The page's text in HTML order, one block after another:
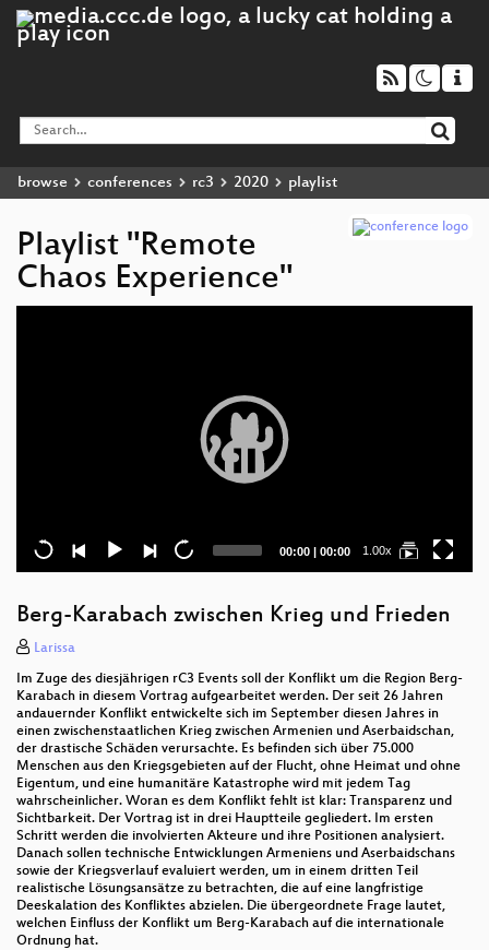
browse conferences rc3 2020 playlist
Playlist "Remote
Chaos Experience"
Current
00:00 | Total
00:00 1.00x
Berg-Karabach zwischen Krieg und Frieden
Larissa
Im Zuge des diesjährigen rC3 Events soll der Konflikt um die Region Berg-
Karabach in diesem Vortrag aufgearbeitet werden. Der seit 26 Jahren
andauernder Konflikt entwickelte sich im September diesen Jahres in
einen zwischenstaatlichen Krieg zwischen Armenien und Aserbaidschan,
der drastische Schäden verursachte. Es befinden sich über 75.000
Menschen aus den Kriegsgebieten auf der Flucht, ohne Heimat und ohne
Eigentum, und eine humanitäre Katastrophe wird mit jedem Tag
wahrscheinlicher. Woran es dem Konflikt fehlt ist klar: Transparenz und
Sichtbarkeit. Der Vortrag ist in drei Hauptteile gegliedert. Im ersten
Schritt werden die involvierten Akteure und ihre Positionen analysiert.
Danach sollen technische Entwicklungen Armeniens und Aserbaidschans
sowie der Kriegsverlauf evaluiert werden, um in einem dritten Teil
realistische Lösungsansätze zu betrachten, die auf eine langfristige
Deeskalation des Konfliktes abzielen. Die übergeordnete Frage lautet,
welchen Einfluss der Konflikt um Berg-Karabach auf die internationale
Ordnung hat.